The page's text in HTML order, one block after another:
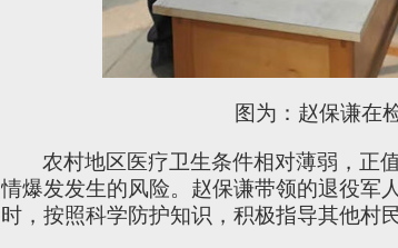
图为：赵保谦在
农村地区医疗卫生条件相对薄弱，正
情爆发发生的风险。赵保谦带领的退役军
时，按照科学防护知识，积极指导其他村